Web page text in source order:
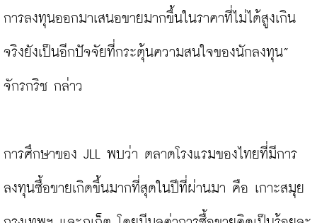
การลงทุนออกมาเสนอขายมากขึ้นในราคาที่ไม่ได้สูงเกิน
จริงยังเป็นอีกปัจจัยที่กระตุ้นความสนใจของนักลงทุน”
จักรกริช กล่าว
การศึกษาของ JLL พบว่า ตลาดโรงแรมของไทยที่มีการ
ลงทุนซื้อขายเกิดขึ้นมากที่สุดในปีที่ผ่านมา คือ เกาะสมุย